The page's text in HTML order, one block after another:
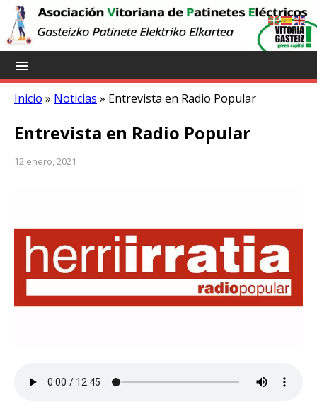
Inicio » Noticias » Entrevista en Radio Popular
Entrevista en Radio Popular
12 enero, 2021